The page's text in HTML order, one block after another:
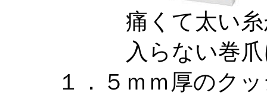
痛くて太い
入らない巻
１．５ｍｍ厚のク